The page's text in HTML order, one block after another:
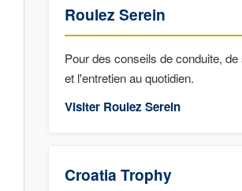
Roulez Serein
Pour des conseils de conduite,
et l'entretien au quotidien.
Visiter Roulez Serein
Croatia Trophy